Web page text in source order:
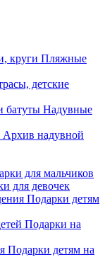
Пляжные
детские
Надувные
Архив надувной
для мальчиков
для девочек
Подарки детям
Подарки на
Подарки детям на